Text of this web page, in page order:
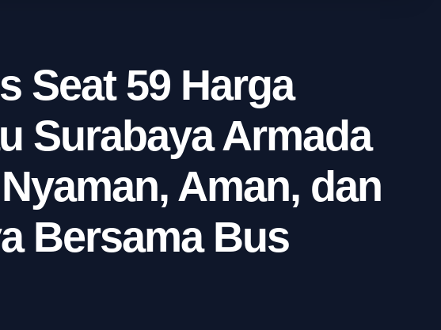
Seat 59 Harga
Surabaya Armada
Aman, dan
Bersama Bus